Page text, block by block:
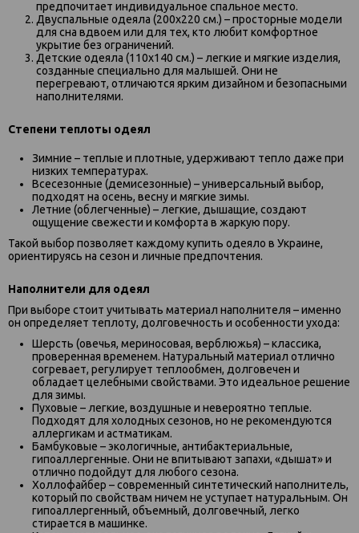
предпочитает индивидуальное спальное место.
Двуспальные одеяла (200х220 см.) – просторные модели
для сна вдвоем или для тех, кто любит комфортное
укрытие без ограничений.
Детские одеяла (110х140 см.) – легкие и мягкие изделия,
созданные специально для малышей. Они не
перегревают, отличаются ярким дизайном и безопасными
наполнителями.
Степени теплоты одеял
Зимние – теплые и плотные, удерживают тепло даже при
низких температурах.
Всесезонные (демисезонные) – универсальный выбор,
подходят на осень, весну и мягкие зимы.
Летние (облегченные) – легкие, дышащие, создают
ощущение свежести и комфорта в жаркую пору.
Такой выбор позволяет каждому купить одеяло в Украине,
ориентируясь на сезон и личные предпочтения.
Наполнители для одеял
При выборе стоит учитывать материал наполнителя – именно
он определяет теплоту, долговечность и особенности ухода:
Шерсть (овечья, мериносовая, верблюжья) – классика,
проверенная временем. Натуральный материал отлично
согревает, регулирует теплообмен, долговечен и
обладает целебными свойствами. Это идеальное решение
для зимы.
Пуховые – легкие, воздушные и невероятно теплые.
Подходят для холодных сезонов, но не рекомендуются
аллергикам и астматикам.
Бамбуковые – экологичные, антибактериальные,
гипоаллергенные. Они не впитывают запахи, «дышат» и
отлично подойдут для любого сезона.
Холлофайбер – современный синтетический наполнитель,
который по свойствам ничем не уступает натуральным. Он
гипоаллергенный, объемный, долговечный, легко
стирается в машинке.